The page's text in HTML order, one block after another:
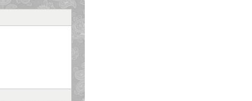
lệch nhau – để
đích.
và làn đua 2 là